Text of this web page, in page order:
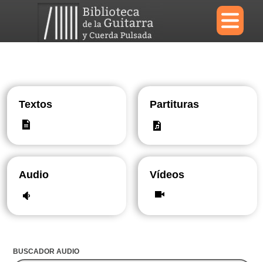
×
Menu
Área personal Reproductor
Textos Partituras
Audio Vídeos
BUSCADOR AUDIO